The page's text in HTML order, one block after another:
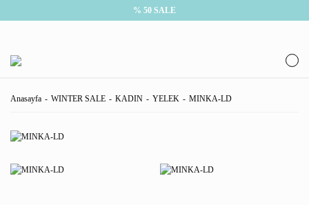
% 50 SALE
Anasayfa WINTER SALE KADIN YELEK MINKA-LD